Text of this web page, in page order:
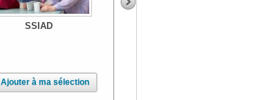
SSIAD
Ajouter à ma sélection